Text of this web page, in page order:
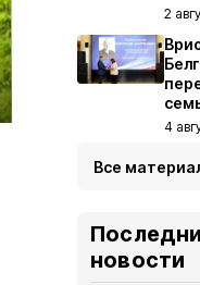
2
4
Все
новости